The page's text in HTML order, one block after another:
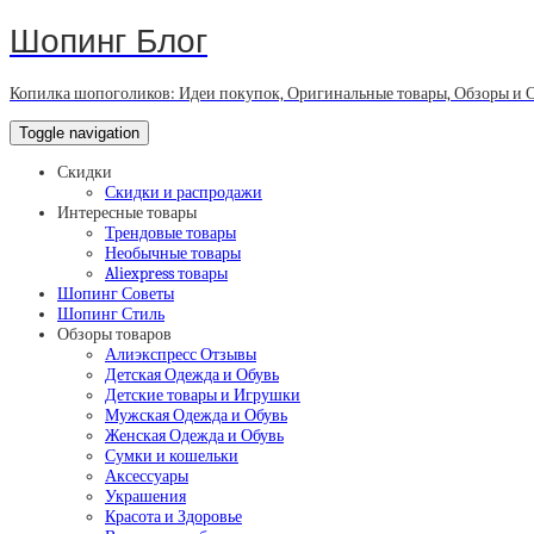
Шопинг Блог
Копилка шопоголиков: Идеи покупок, Оригинальные товары, Обзоры и
Toggle navigation
Скидки
Скидки и распродажи
Интересные товары
Трендовые товары
Необычные товары
Aliexpress товары
Шопинг Советы
Шопинг Стиль
Обзоры товаров
Алиэкспресс Отзывы
Детская Одежда и Обувь
Детские товары и Игрушки
Мужская Одежда и Обувь
Женская Одежда и Обувь
Сумки и кошельки
Аксессуары
Украшения
Красота и Здоровье